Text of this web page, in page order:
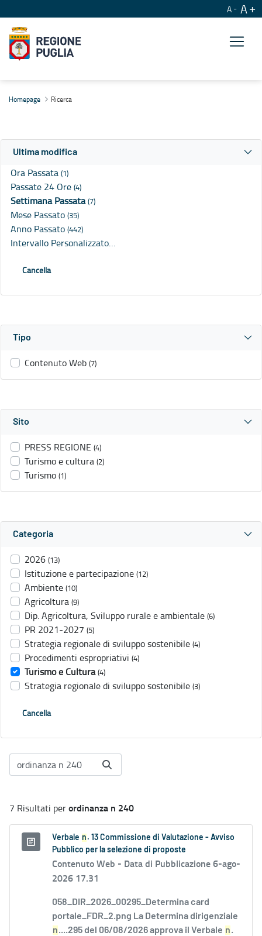
A A
Homepage Ricerca
Ultima modifica
Ora Passata (1)
Passate 24 Ore (4)
Settimana Passata(7)
Mese Passato (35)
Anno Passato (442)
Intervallo Personalizzato…
Cancella
Tipo
Contenuto Web (7)
Sito
PRESS REGIONE (4)
Turismo e cultura (2)
Turismo (1)
Categoria
2026 (13)
Istituzione e partecipazione (12)
Ambiente (10)
Agricoltura (9)
Dip. Agricoltura, Sviluppo rurale e ambientale (6)
PR 2021-2027 (5)
Strategia regionale di sviluppo sostenibile (4)
Procedimenti espropriativi (4)
Turismo e Cultura (4)
Strategia regionale di sviluppo sostenibile (3)
Cancella
7 Risultati perordinanza n 240
Verbale n . 13 Commissione di Valutazione - Avviso
Pubblico per la selezione di proposte
Contenuto Web - Data di Pubblicazione 6-ago-
2026 17.31
058_DIR_2026_00295_Determina card
portale_FDR_2.png La Determina dirigenziale
n....295 del 06/08/2026 approva il Verbale n.